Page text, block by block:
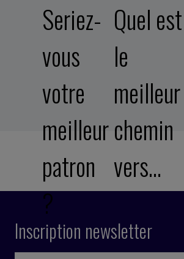
Seriez-
vous
votre
meilleur
patron
?
Quel est
le
meilleur
chemin
vers…
Inscription newsletter